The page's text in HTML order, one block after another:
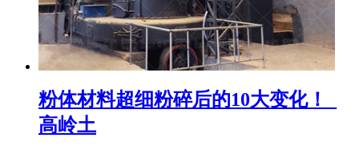
粉体材料超细粉碎后的10大变化！_
高岭土